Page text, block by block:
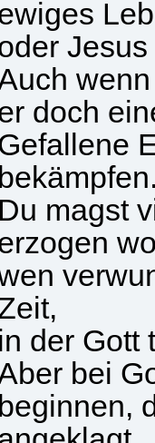
doch
Du magst
in der Gott
bei
beginnen,